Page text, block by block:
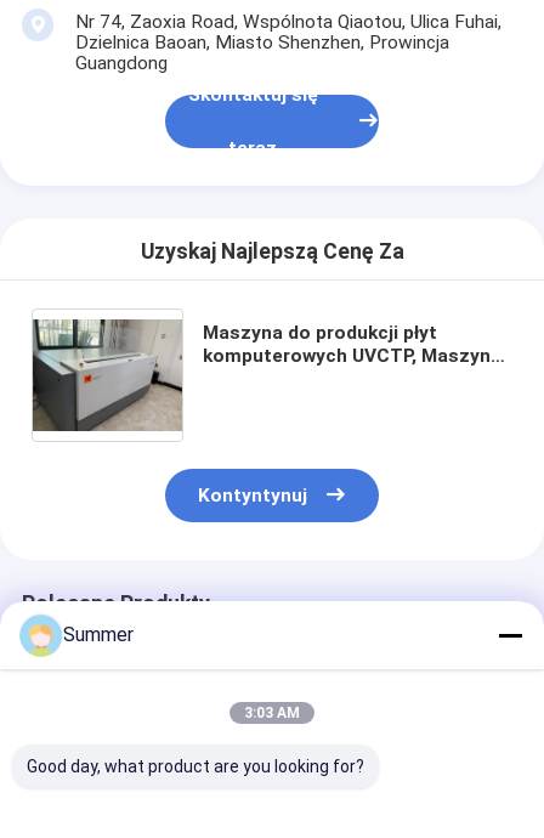
Nr 74, Zaoxia Road, Wspólnota Qiaotou, Ulica Fuhai,
Dzielnica Baoan, Miasto Shenzhen, Prowincja
Guangdong
Skontaktuj się
teraz
Uzyskaj Najlepszą Cenę Za
Maszyna do produkcji płyt
komputerowych UVCTP, Maszyna
Kontyntynuj
Polecane Produkty
Summer
3:03 AM
Good day, what product are you looking for?